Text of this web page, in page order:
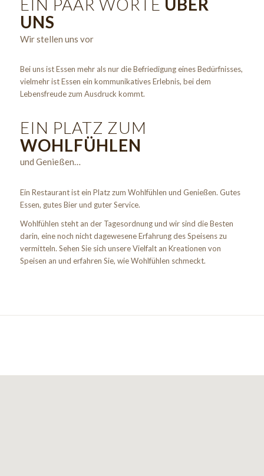
EIN PAAR WORTE ÜBER
UNS
Wir stellen uns vor
Bei uns ist Essen mehr als nur die Befriedigung eines Bedürfnisses,
vielmehr ist Essen ein kommunikatives Erlebnis, bei dem
Lebensfreude zum Ausdruck kommt.
EIN PLATZ ZUM
WOHLFÜHLEN
und Genießen…
Ein Restaurant ist ein Platz zum Wohlfühlen und Genießen. Gutes
Essen, gutes Bier und guter Service.
Wohlfühlen steht an der Tagesordnung und wir sind die Besten
darin, eine noch nicht dagewesene Erfahrung des Speisens zu
vermitteln. Sehen Sie sich unsere Vielfalt an Kreationen von
Speisen an und erfahren Sie, wie Wohlfühlen schmeckt.